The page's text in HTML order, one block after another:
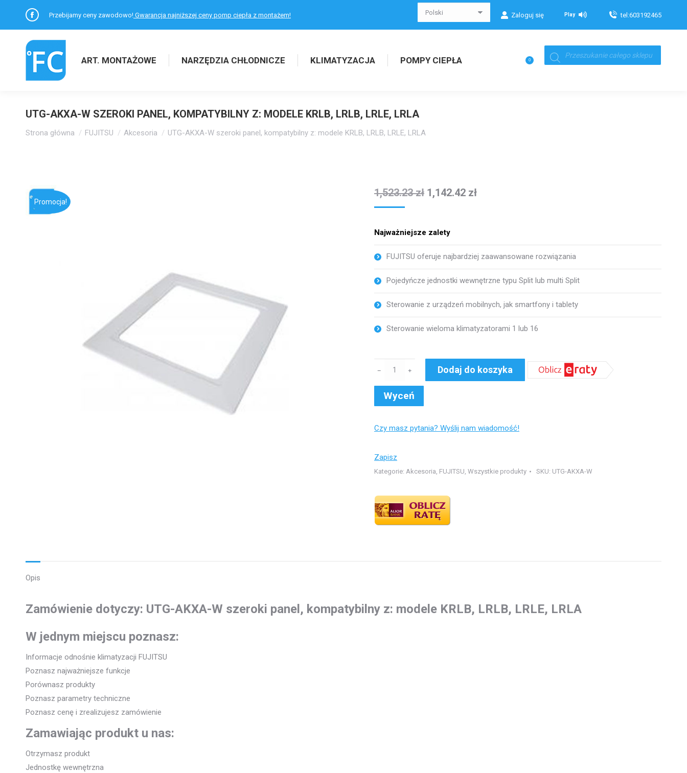
Facebook
w
nowym
Przebijamy ceny zawodowo! Gwarancja najniższej ceny pomp ciepła z montażem! Zaloguj się Play tel:603192465
ART. MONTAŻOWE NARZĘDZIA CHŁODNICZE KLIMATYZACJA POMPY CIEPŁA 0
Wyszukiwarka
produktów
UTG-AKXA-W SZEROKI PANEL, KOMPATYBILNY Z: MODELE KRLB, LRLB, LRLE, LRLA
Jesteś tutaj:
Strona główna FUJITSU Akcesoria UTG-AKXA-W szeroki panel, kompatybilny z: modele KRLB, LRLB, LRLE, LRLA
Promocja!
1,523.23zł 1,142.42 zł
Najważniejsze zalety
FUJITSU oferuje najbardziej zaawansowane rozwiązania
Pojedyńcze jednostki wewnętrzne typu Split lub multi Split
Sterowanie z urządzeń mobilnych, jak smartfony i tablety
Sterowanie wieloma klimatyzatorami 1 lub 16
AKXA-
W
panel,
z:
modele
LRLB,
LRLE,
﹣ ﹢ Dodaj do koszyka
Wyceń
Czy masz pytania? Wyślij nam wiadomość!
Zapisz
Kategorie: Akcesoria, FUJITSU, Wszystkie produkty SKU: UTG-AKXA-W
Opis
Zamówienie dotyczy: UTG-AKXA-W szeroki panel, kompatybilny z: modele KRLB, LRLB, LRLE, LRLA
W jednym miejscu poznasz:
Informacje odnośnie klimatyzacji FUJITSU
Poznasz najważniejsze funkcje
Porównasz produkty
Poznasz parametry techniczne
Poznasz cenę i zrealizujesz zamówienie
Zamawiając produkt u nas:
Otrzymasz produkt
Jednostkę wewnętrzna